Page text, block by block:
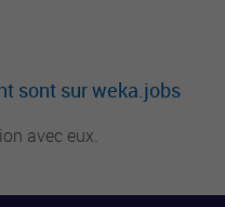
sont sur weka.jobs
avec eux.